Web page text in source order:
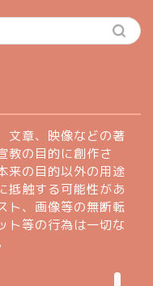
文章、映像などの著
教の目的に創作さ
来の目的以外の用途
抵触する可能性があ
ト、画像等の無断転
ト等の行為は一切な
profile
権について
せフォーム